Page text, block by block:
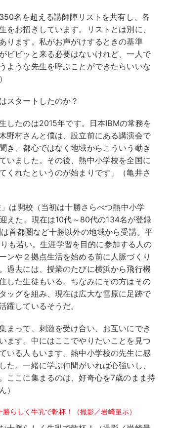
名を超える講師陣リストを共有し、各
お招きしています。リストとは別に、
ります。私がお声がけするときの基準
ビビッと来る必要はないけれど、一人で
ような先生を呼ぶことができたらいいな
スタートしたのか？
したのは2015年です。日本IBMの常務を
野村さんと僕は、設立前にある講演会で
き、都心ではなく地域からこういう動き
いました。その後、熱中小学校を全国に
くれたというのが始まりです」（亀井さ
は開校（当初は十勝さらべつ熱中小学
えた。現在は10代～80代の134名が登録
首都圏など十勝以外の地域から受講。平
も若い。生涯学習を目的に参加する人の
ンや２拠点生活を始める前に人脈づくり
過去には、授業のたびに横浜から飛行機
した生徒もいる。ちなみにその方はその
ッグを組み、現在は広大な雪原に足跡で
躍しているそうだ。
まって、刺激を受け合い、お互いにでき
ます。中にはここでやりたいことを見つ
いる人もいます。熱中小学校の先生に感
。一緒に学ぶ仲間がいれば心強いし、
ここに集まるのは、好奇心を7歳のまま持
）